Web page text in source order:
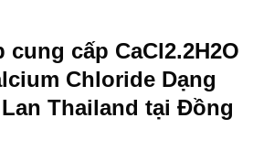
cung cấp CaCl2.2H2O
Chloride Dạng
Thailand tại Đồng